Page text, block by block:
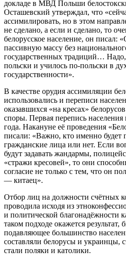
докладе в МВД Польши
Осташевский утверждал, что
ассимилировать, но в этом
не сделано, а если и сделано, то
белорусское население, он писал:
пассивную массу без
государственных традиций…
польски и училось по-польски в
государственности».
В качестве орудия ассимиляции
использовались и переписи
оказавшихся «на кресах»
споры. Первая перепись населения
года. Накануне её проведения
писали: «Важно, кто именно будет
гражданские лица или нет. Если
будут задавать жандармы,
«стражи кресовей», то они
согласие не только с тем, что он
— китаец».
Отбор лиц на должности счётных
проводила исходя из
и политической благонадёжности
таком подходе окажется результат,
подавляющее большинство
составляли белорусы и украинцы,
стали поляки и католики.